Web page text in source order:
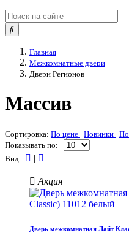
Главная
Межкомнатные двери
Двери Регионов
Массив
Сортировка: По цене Новинки
Показывать по:
Вид
|
Акция
Дверь межкомнатная Лайт